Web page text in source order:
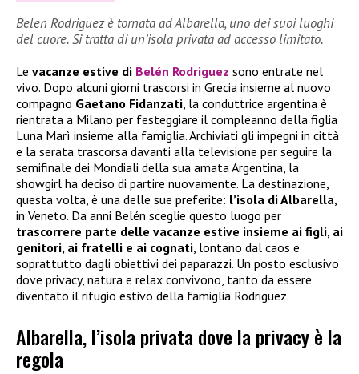
Belen Rodriguez è tornata ad Albarella, uno dei suoi luoghi
del cuore. Si tratta di un’isola privata ad accesso limitato.
Le vacanze estive di Belén Rodriguez sono entrate nel
vivo. Dopo alcuni giorni trascorsi in Grecia insieme al nuovo
compagno Gaetano Fidanzati, la conduttrice argentina è
rientrata a Milano per festeggiare il compleanno della figlia
Luna Marì insieme alla famiglia. Archiviati gli impegni in città
e la serata trascorsa davanti alla televisione per seguire la
semifinale dei Mondiali della sua amata Argentina, la
showgirl ha deciso di partire nuovamente. La destinazione,
questa volta, è una delle sue preferite: l’isola di Albarella,
in Veneto. Da anni Belén sceglie questo luogo per
trascorrere parte delle vacanze estive insieme ai figli, ai
genitori, ai fratelli e ai cognati, lontano dal caos e
soprattutto dagli obiettivi dei paparazzi. Un posto esclusivo
dove privacy, natura e relax convivono, tanto da essere
diventato il rifugio estivo della famiglia Rodriguez.
Albarella, l’isola privata dove la privacy è la
regola